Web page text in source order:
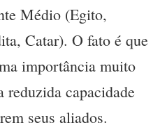
Médio (Egito,
Catar). O fato é que
importância muito
reduzida capacidade
seus aliados.